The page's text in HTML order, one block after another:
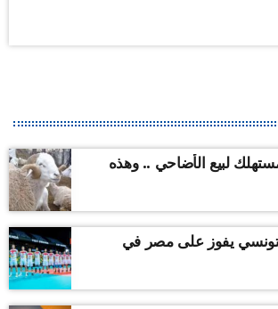
لبيع الأضاحي .. وهذه
يفوز على مصر في